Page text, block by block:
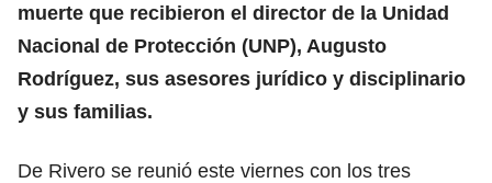
muerte que recibieron el director de la Unidad
Nacional de Protección (UNP), Augusto
Rodríguez, sus asesores jurídico y disciplinario
y sus familias.
De Rivero se reunió este viernes con los tres